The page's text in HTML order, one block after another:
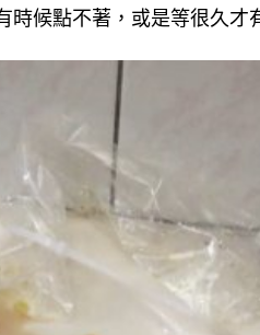
候點不著，或是等很久才